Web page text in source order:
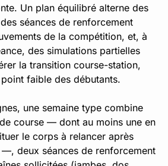
Un plan équilibré alterne des
séances de renforcement
de la compétition, et, à
des simulations partielles
la transition course-station,
faible des débutants.
une semaine type combine
course — dont au moins une en
le corps à relancer après
—, deux séances de renforcement